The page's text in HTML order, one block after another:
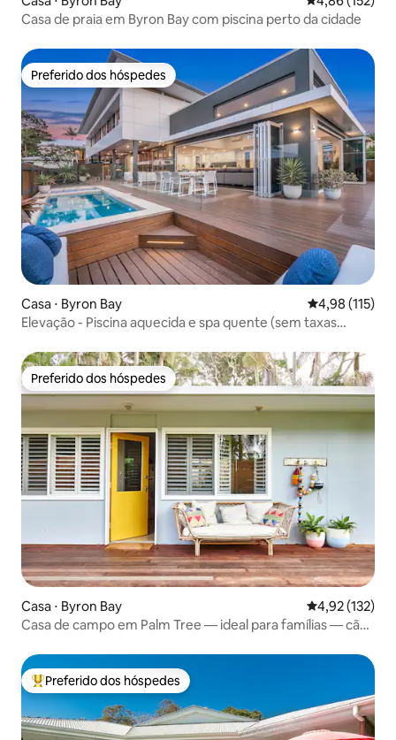
Casa de praia em Byron Bay com piscina perto da cidade
Preferido dos hóspedes
Preferido dos hóspedes
Casa ⋅ Byron Bay 4,98 de uma
4,98 (115)
Elevação - Piscina aquecida e spa quente (sem taxas
Preferido dos hóspedes
Preferido dos hóspedes
Casa ⋅ Byron Bay 4,92 de uma
4,92 (132)
Casa de campo em Palm Tree — ideal para famílias — cães
Entre os melhores preferidos dos hóspedes
Preferido dos hóspedes